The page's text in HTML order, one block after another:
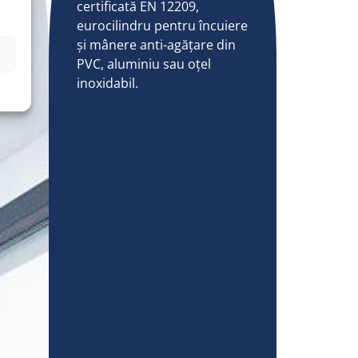
certificată EN 12209,
eurocilindru pentru încuiere
și mânere anti-agățare din
PVC, aluminiu sau oțel
inoxidabil.